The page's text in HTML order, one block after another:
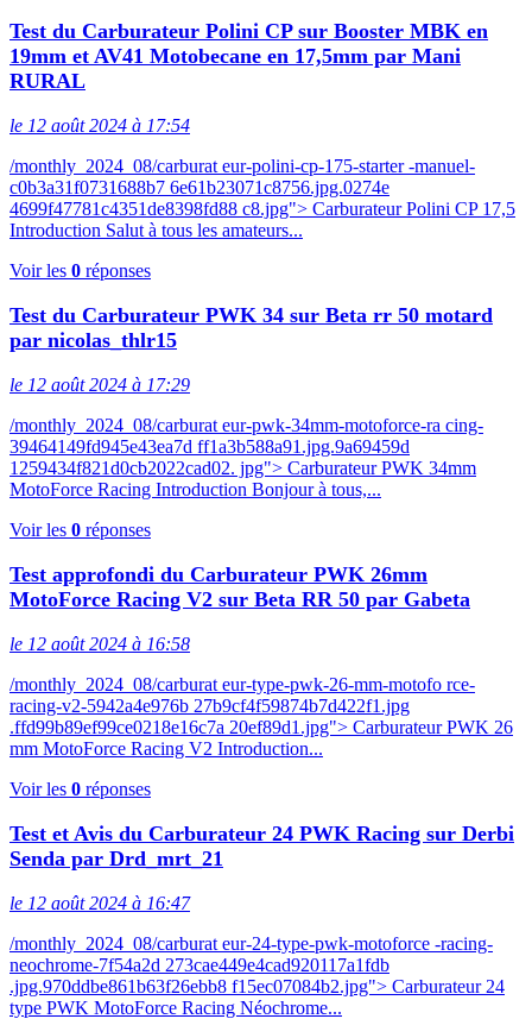
Test du Carburateur Polini CP sur Booster MBK en
19mm et AV41 Motobecane en 17,5mm par Mani
RURAL
le 12 août 2024 à 17:54
/monthly_2024_08/carburat eur-polini-cp-175-starter -manuel-
c0b3a31f0731688b7 6e61b23071c8756.jpg.0274e
4699f47781c4351de8398fd88 c8.jpg"> Carburateur Polini CP 17,5
Introduction Salut à tous les amateurs...
Voir les 0 réponses
Test du Carburateur PWK 34 sur Beta rr 50 motard
par nicolas_thlr15
le 12 août 2024 à 17:29
/monthly_2024_08/carburat eur-pwk-34mm-motoforce-ra cing-
39464149fd945e43ea7d ff1a3b588a91.jpg.9a69459d
1259434f821d0cb2022cad02. jpg"> Carburateur PWK 34mm
MotoForce Racing Introduction Bonjour à tous,...
Voir les 0 réponses
Test approfondi du Carburateur PWK 26mm
MotoForce Racing V2 sur Beta RR 50 par Gabeta
le 12 août 2024 à 16:58
/monthly_2024_08/carburat eur-type-pwk-26-mm-motofo rce-
racing-v2-5942a4e976b 27b9cf4f59874b7d422f1.jpg
.ffd99b89ef99ce0218e16c7a 20ef89d1.jpg"> Carburateur PWK 26
mm MotoForce Racing V2 Introduction...
Voir les 0 réponses
Test et Avis du Carburateur 24 PWK Racing sur Derbi
Senda par Drd_mrt_21
le 12 août 2024 à 16:47
/monthly_2024_08/carburat eur-24-type-pwk-motoforce -racing-
neochrome-7f54a2d 273cae449e4cad920117a1fdb
.jpg.970ddbe861b63f26ebb8 f15ec07084b2.jpg"> Carburateur 24
type PWK MotoForce Racing Néochrome...